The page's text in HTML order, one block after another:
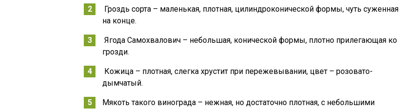
Гроздь сорта – маленькая, плотная, цилиндроконической формы, чуть суженная
на конце.
Ягода Самохвалович – небольшая, конической формы, плотно прилегающая ко
грозди.
Кожица – плотная, слегка хрустит при пережевывании, цвет – розовато-
дымчатый.
Мякоть такого винограда – нежная, но достаточно плотная, с небольшими